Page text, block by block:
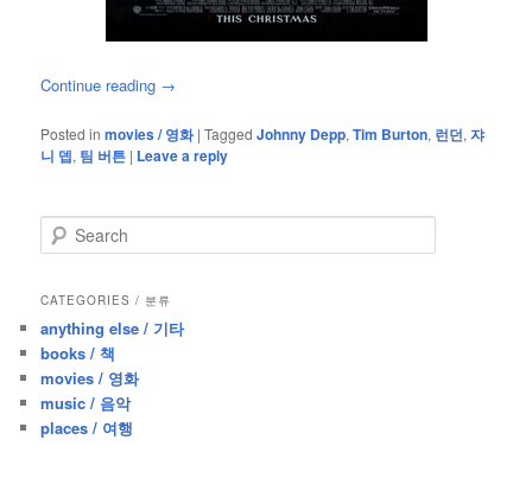
Continue reading →
Posted in movies / 영화 |Tagged Johnny Depp,Tim Burton, 런던,쟈
니 뎁, 팀 버튼 | Leave a reply
e
r
h
CATEGORIES / 분류
anything else / 기타
books / 책
movies / 영화
music / 음악
places / 여행